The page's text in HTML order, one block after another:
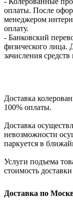
оплаты. После
менеджером
оплату.
- Банковский
физического лица.
зачисления
Доставка
100% оплаты.
Доставка
невозможности
паркуется в
Услуги подъема
стоимость
Доставка по